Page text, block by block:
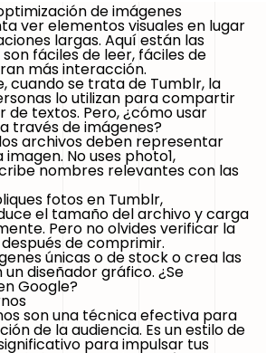
de imágenes
ver elementos visuales en lugar
largas. Aquí están las
fáciles de leer, fáciles de
más interacción.
cuando se trata de Tumblr, la
lo utilizan para compartir
de textos. Pero, ¿cómo usar
través de imágenes?
archivos deben representar
No uses photo1,
nombres relevantes con las
fotos en Tumblr,
el tamaño del archivo y carga
Pero no olvides verificar la
de comprimir.
únicas o de stock o crea las
diseñador gráfico. ¿Se
Google?
son una técnica efectiva para
de la audiencia. Es un estilo de
para impulsar tus